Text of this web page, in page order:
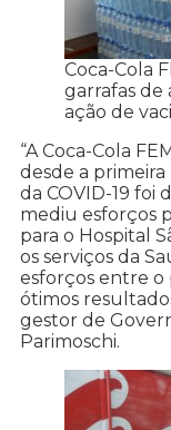
Coca-Cola
garrafas de
ação de
“A Coca-Cola
desde a
da COVID-19 foi
mediu esforços
para o Hospital
os serviços da
esforços entre
ótimos
gestor de
Parimoschi.